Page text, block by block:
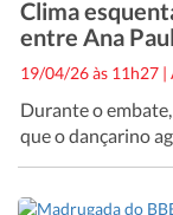
Clima
entre Ana
19/04/26 às 11h27 |
Durante o
que o dançarino